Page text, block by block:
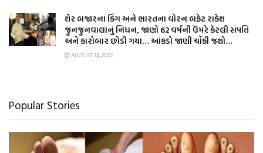
શેર બજારના કિંગ અને ભારતના વોરન બફેટ રાકેશ
જુનજુનવાલાનું નિધન, જાણો 62 વર્ષની ઉંમરે કેટલી સંપત્તિ
અને કારોબાર છોડી ગયા… આંકડો જાણી ચોંકી જશો…
AUGUST 14, 2022
Popular Stories